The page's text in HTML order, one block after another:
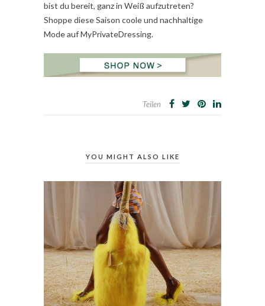
bist du bereit, ganz in Weiß aufzutreten?
Shoppe diese Saison coole und nachhaltige
Mode auf MyPrivateDressing.
Teilen
YOU MIGHT ALSO LIKE